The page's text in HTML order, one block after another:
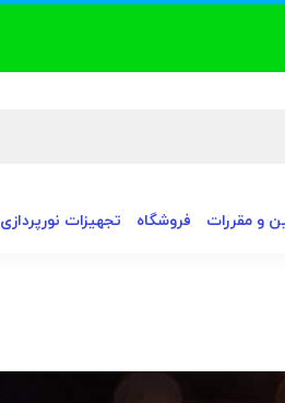
و مقررات فروشگاه تجهیزات نورپردازی